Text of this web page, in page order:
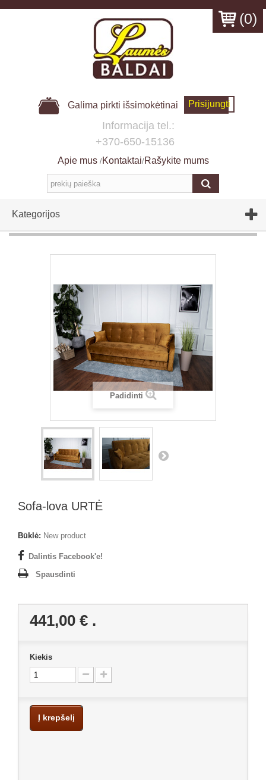
Galima pirkti išsimokėtinai Prisijungti
Informacija tel.:
+370-650-15136
Apie mus /Kontaktai/Rašykite mums
Kategorijos
(0)
Padidinti
Sofa-lova URTĖ
Būklė: New product
Dalintis Facebook'e!
Spausdinti
441,00 € .
Kiekis
Į krepšelį